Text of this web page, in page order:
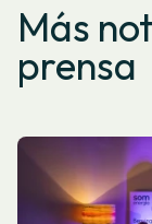
Más
prensa